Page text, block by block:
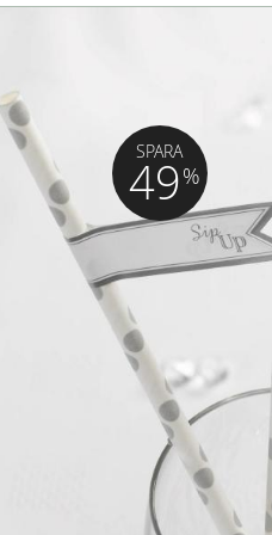
SPARA
49%